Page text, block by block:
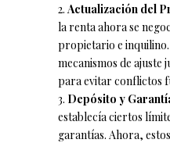
Actualización del
la renta ahora se
propietario e
mecanismos de ajuste
para evitar conflictos
Depósito y
establecía ciertos
garantías. Ahora,